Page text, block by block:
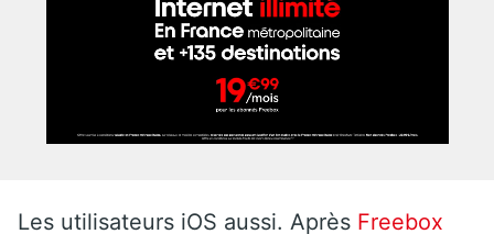
Les utilisateurs iOS aussi. Après Freebox